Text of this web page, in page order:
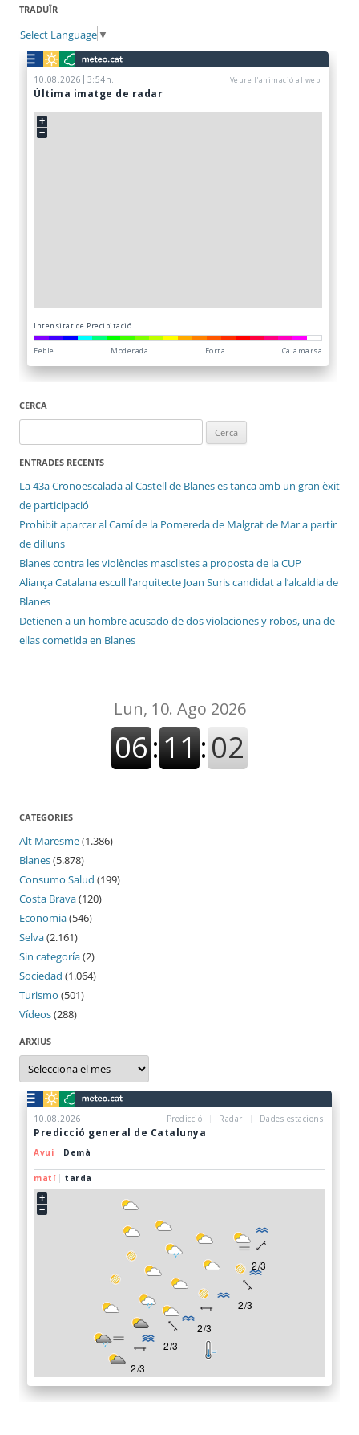
TRADUÏR
Select Language ▼
CERCA
ENTRADES RECENTS
La 43a Cronoescalada al Castell de Blanes es tanca amb un gran èxit
de participació
Prohibit aparcar al Camí de la Pomereda de Malgrat de Mar a partir
de dilluns
Blanes contra les violències masclistes a proposta de la CUP
Aliança Catalana escull l’arquitecte Joan Suris candidat a l’alcaldia de
Blanes
Detienen a un hombre acusado de dos violaciones y robos, una de
ellas cometida en Blanes
CATEGORIES
Alt Maresme(1.386)
Blanes(5.878)
Consumo Salud (199)
Costa Brava(120)
Economia(546)
Selva(2.161)
Sin categoría(2)
Sociedad (1.064)
Turismo (501)
Vídeos(288)
ARXIUS
Arxius